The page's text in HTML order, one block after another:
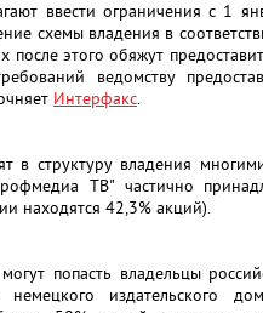
ввести ограничения с 1
схемы владения в
после этого обяжут
ведомству
Интерфакс.
в структуру владения
ТВ" частично
находятся 42,3% акций).
попасть владельцы
немецкого издательского